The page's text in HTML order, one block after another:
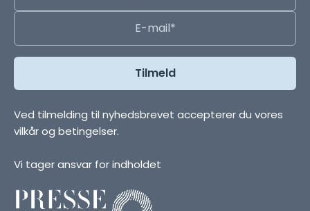
Ved tilmelding til nyhedsbrevet accepterer du vores
vilkår og betingelser.
Vi tager ansvar for indholdet